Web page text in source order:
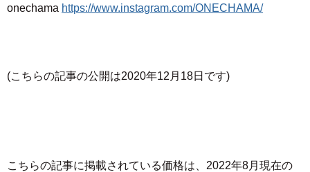
onechama https://www.instagram.com/ONECHAMA/
(こちらの記事の公開は2020年12月18日です)
こちらの記事に掲載されている価格は、2022年8月現在の